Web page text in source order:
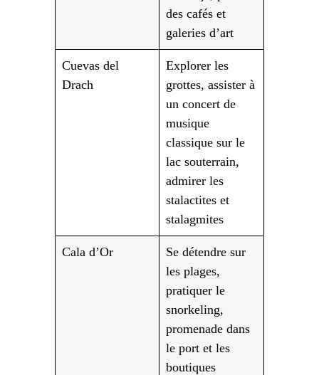
des cafés et
galeries d’art
Cuevas del
Drach
Explorer les
grottes, assister à
un concert de
musique
classique sur le
lac souterrain,
admirer les
stalactites et
stalagmites
Cala d’Or
Se détendre sur
les plages,
pratiquer le
snorkeling,
promenade dans
le port et les
boutiques